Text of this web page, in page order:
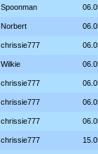
Spoonman
Norbert
chrissie777
Wilkie
chrissie777
chrissie777
chrissie777
chrissie777